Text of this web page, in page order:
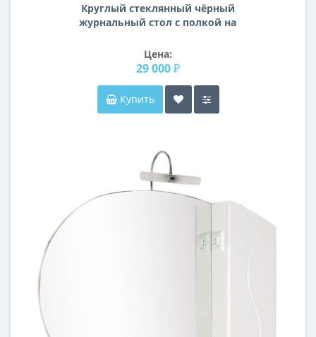
Круглый стеклянный чёрный
журнальный стол с полкой на
Цена:
29 000 ₽
Купить